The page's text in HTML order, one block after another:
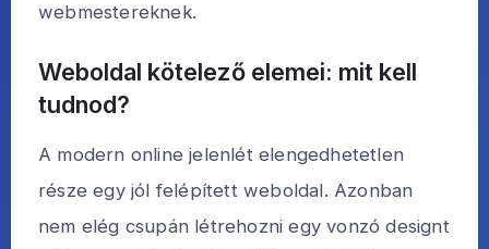
webmestereknek.
Weboldal kötelező elemei: mit kell
tudnod?
A modern online jelenlét elengedhetetlen
része egy jól felépített weboldal. Azonban
nem elég csupán létrehozni egy vonzó designt